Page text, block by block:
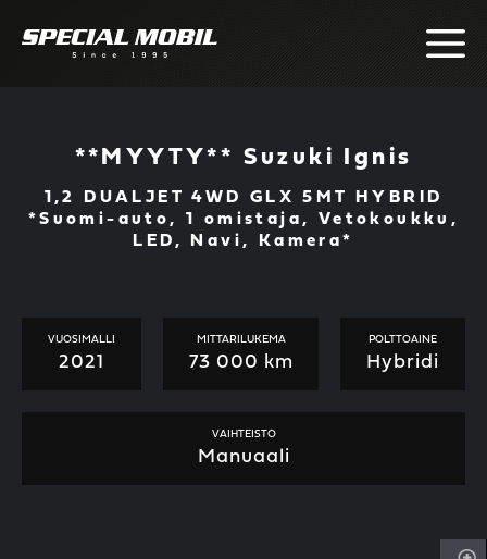
**MYYTY** Suzuki Ignis
1,2 DUALJET 4WD GLX 5MT HYBRID
*Suomi-auto, 1 omistaja, Vetokoukku,
LED, Navi, Kamera*
VUOSIMALLI
2021
MITTARILUKEMA
73 000 km
POLTTOAINE
Hybridi
VAIHTEISTO
Manuaali